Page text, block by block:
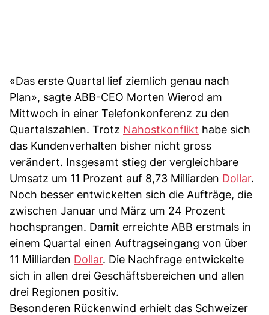
«Das erste Quartal lief ziemlich genau nach
Plan», sagte ABB-CEO Morten Wierod am
Mittwoch in einer Telefonkonferenz zu den
Quartalszahlen. Trotz Nahostkonflikt habe sich
das Kundenverhalten bisher nicht gross
verändert. Insgesamt stieg der vergleichbare
Umsatz um 11 Prozent auf 8,73 Milliarden Dollar.
Noch besser entwickelten sich die Aufträge, die
zwischen Januar und März um 24 Prozent
hochsprangen. Damit erreichte ABB erstmals in
einem Quartal einen Auftragseingang von über
11 Milliarden Dollar. Die Nachfrage entwickelte
sich in allen drei Geschäftsbereichen und allen
drei Regionen positiv.
Besonderen Rückenwind erhielt das Schweizer